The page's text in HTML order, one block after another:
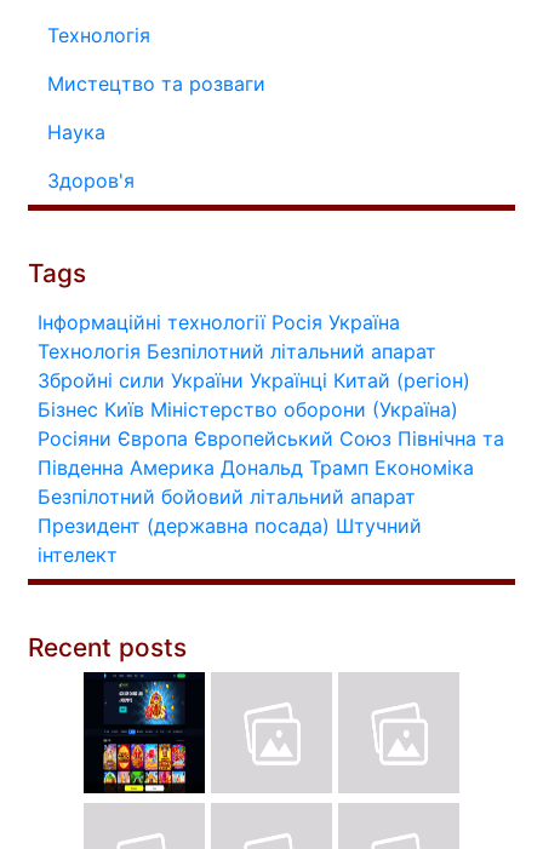
Технологія
Мистецтво та розваги
Наука
Здоров'я
Tags
Інформаційні технології Росія Україна
Технологія Безпілотний літальний апарат
Збройні сили України Українці Китай (регіон)
Бізнес Київ Міністерство оборони (Україна)
Росіяни Європа Європейський Союз Північна та
Південна Америка Дональд Трамп Економіка
Безпілотний бойовий літальний апарат
Президент (державна посада) Штучний
інтелект
Recent posts